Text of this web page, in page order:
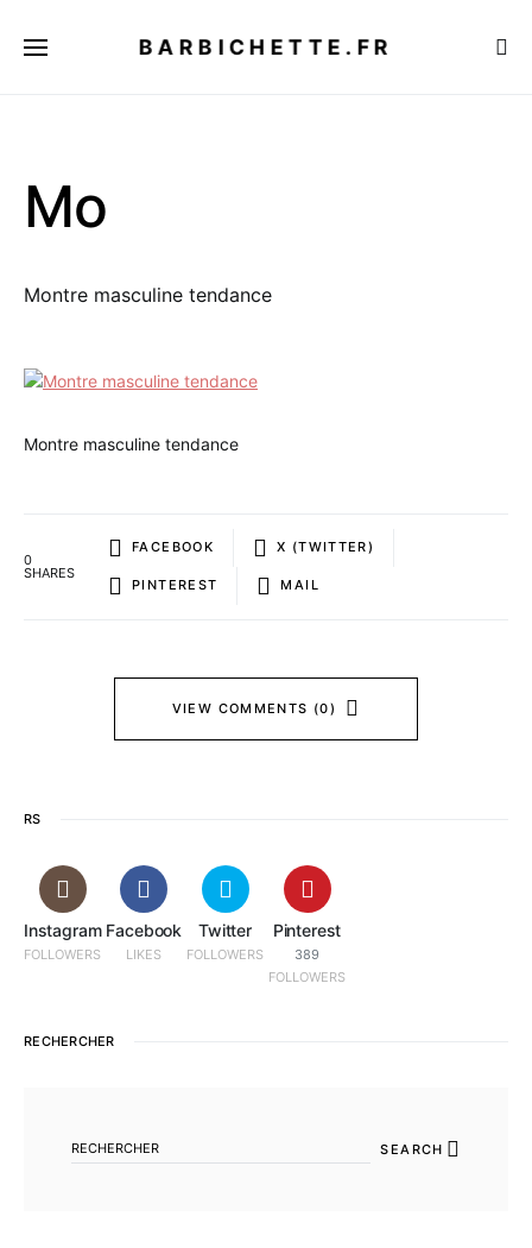
BARBICHETTE.FR
Mo
Montre masculine tendance
Montre masculine tendance
0
SHARES
FACEBOOK X (TWITTER)
PINTEREST MAIL
VIEW COMMENTS (0)
RS
Instagram
FOLLOWERS
Facebook
LIKES
Twitter
FOLLOWERS
Pinterest
389
FOLLOWERS
RECHERCHER
SEARCH